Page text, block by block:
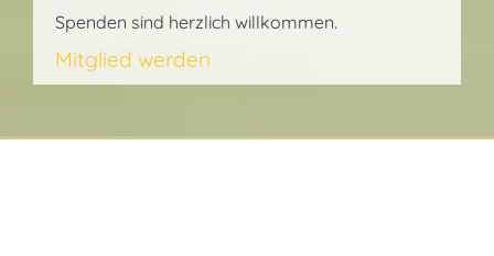
Spenden sind herzlich willkommen.
Mitglied werden